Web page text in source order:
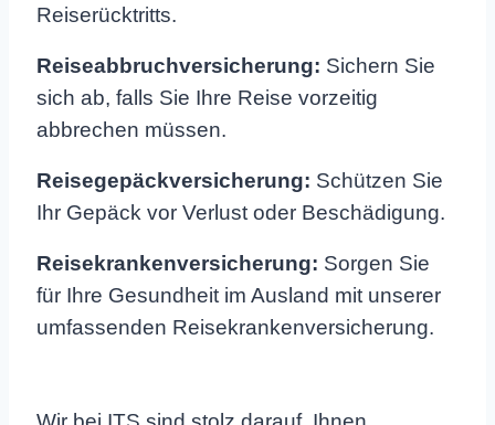
Reiserücktritts.
Reiseabbruchversicherung: Sichern Sie
sich ab, falls Sie Ihre Reise vorzeitig
abbrechen müssen.
Reisegepäckversicherung: Schützen Sie
Ihr Gepäck vor Verlust oder Beschädigung.
Reisekrankenversicherung: Sorgen Sie
für Ihre Gesundheit im Ausland mit unserer
umfassenden Reisekrankenversicherung.